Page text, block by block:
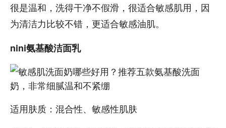
很是温和，洗得干净不假滑，很适合敏感肌用，因
为清洁力比较不错，更适合敏感油肌。
nini氨基酸洁面乳
适用肤质：混合性、敏感性肌肤